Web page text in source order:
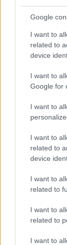
Google
I want to
related to
device
I want to
Google for
I want to
I want to
related to
device
I want to
related to
I want to
related to
I want to
record nelle
Edoardo Vitali · 7 Ago